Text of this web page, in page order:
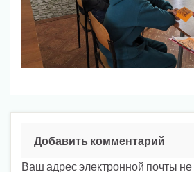
Добавить комментарий
Ваш адрес электронной почты не